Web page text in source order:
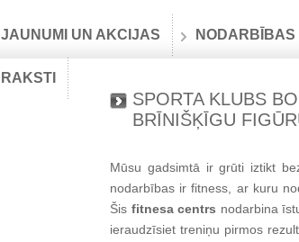
JAUNUMI UN AKCIJAS NODARBĪBAS
RAKSTI
SPORTA KLUBS
BRĪNIŠĶĪGU
Mūsu gadsimtā ir grūti iztikt
nodarbības ir fitness, ar kuru
Šis fitnesa centrs nodarbina
ieraudzīsiet treniņu pirmos